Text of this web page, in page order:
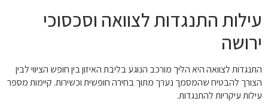
עילות התנגדות לצוואה וסכסוכי
ירושה
התנגדות לצוואה היא הליך מורכב הנוגע בליבת האיזון בין חופש הציווי לבין
הצורך להבטיח שהמסמך נערך מתוך בחירה חופשית וכשירות. קיימות מספר
עילות עיקריות להתנגדות.